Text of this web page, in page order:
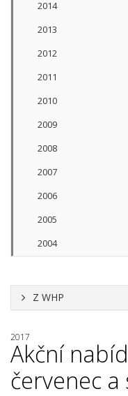
2014
2013
2012
2011
2010
2009
2008
2007
2006
2005
2004
Z WHP
2017
Akční
červenec